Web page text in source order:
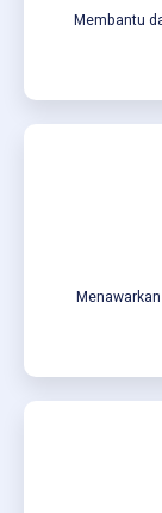
Membantu